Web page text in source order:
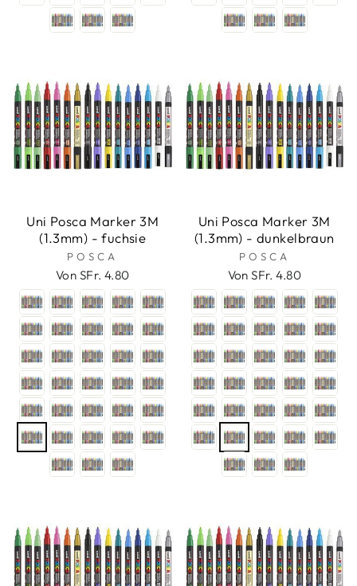
Uni Posca Marker 3M
(1.3mm) - fuchsie
POSCA
Von SFr. 4.80
Uni Posca Marker 3M
(1.3mm) - dunkelbraun
POSCA
Von SFr. 4.80